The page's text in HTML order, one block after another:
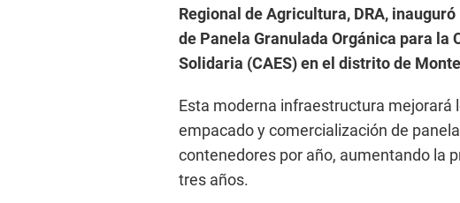
Regional de Agricultura, DRA,
de Panela Granulada Orgánica para la
Solidaria (CAES) en el distrito de
Esta moderna infraestructura mejorará
empacado y comercialización de
contenedores por año, aumentando la
tres años.